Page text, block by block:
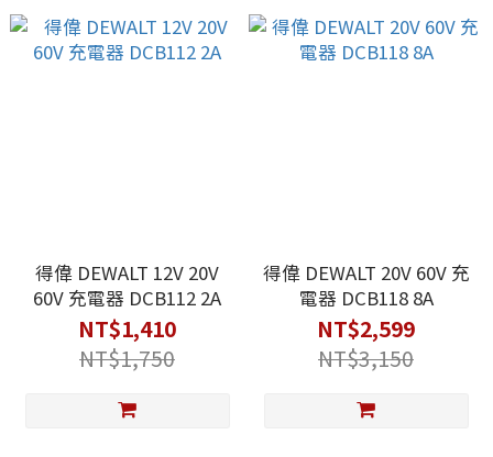
得偉 DEWALT 12V 20V
60V 充電器 DCB112 2A
NT$1,410
NT$1,750
得偉 DEWALT 20V 60V 充
電器 DCB118 8A
NT$2,599
NT$3,150